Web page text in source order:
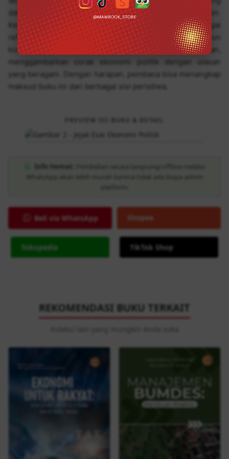
dalam ruang-ruang kebijakan pemerintah dan parlemen.
Kendatipun buku ini merupakan antologi dari berbagai
refleksi penulis di media mainstream dan lini masa, namun
kondisi objektif yang direfleksikan secara keseluruhan,
menggambarkan corak ekonomi politik dengan ulasan
yang beragam. Dengan harapan, pembaca bisa menangkap
maksud buku ini dari berbagai sisi peristiwa.
Info Hemat:
Beli via WhatsApp Shopee
Tokopedia TikTok Shop
REKOMENDASI BUKU TERKAIT